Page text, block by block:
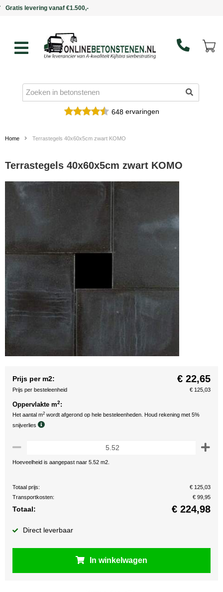
Binnen 5 werkdagen in huis
648ervaringen
Home Terrastegels 40x60x5cm zwart KOMO
Terrastegels 40x60x5cm zwart KOMO
Prijs per m2: € 22,65
Prijs per besteleenheid € 125,03
Oppervlakte m2:
Het aantal m2 wordt afgerond op hele besteleenheden. Houd rekening met 5%
snijverlies
Hoeveelheid is aangepast naar 5.52 m2.
Totaal prijs:
€ 125,03
Transportkosten:
€ 99,95
Totaal: € 224,98
Direct leverbaar
In winkelwagen